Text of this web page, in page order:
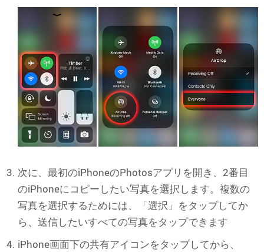
次に、最初のiPhoneのPhotosアプリを開き、2番目
のiPhoneにコピーしたい写真を選択します。複数の
写真を選択するためには、「選択」をタップしてか
ら、送信したいすべての写真をタップできます
iPhone画面下の共有アイコンをタップしてから、